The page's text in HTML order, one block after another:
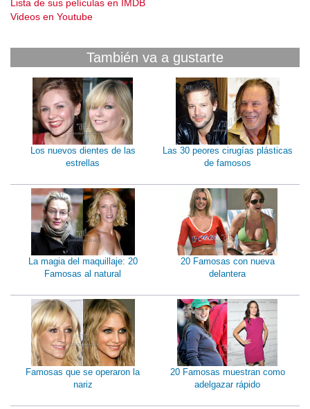
Lista de sus películas en IMDB
Videos en Youtube
También va a gustarte
Los nuevos dientes de las
estrellas
Las 30 peores cirugías plásticas
de famosos
La magia del maquillaje: 20
Famosas al natural
20 Famosas con nueva
delantera
Famosas que se operaron la
nariz
20 Famosas muestran como
adelgazar rápido